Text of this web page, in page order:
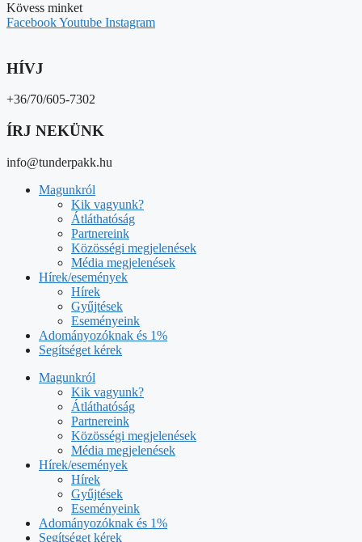
Kövess minket
FacebookYoutube Instagram
HÍVJ
+36/70/605-7302
ÍRJ NEKÜNK
info@tunderpakk.hu
Magunkról
Kik vagyunk?
Átláthatóság
Partnereink
Közösségi megjelenések
Média megjelenések
Hírek/események
Hírek
Gyűjtések
Eseményeink
Adományozóknak és 1%
Segítséget kérek
Magunkról
Kik vagyunk?
Átláthatóság
Partnereink
Közösségi megjelenések
Média megjelenések
Hírek/események
Hírek
Gyűjtések
Eseményeink
Adományozóknak és 1%
Segítséget kérek